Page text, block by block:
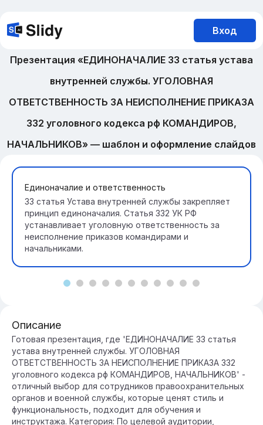
Вход
Презентация «ЕДИНОНАЧАЛИЕ 33 статья устава
внутренней службы. УГОЛОВНАЯ
ОТВЕТСТВЕННОСТЬ ЗА НЕИСПОЛНЕНИЕ ПРИКАЗА
332 уголовного кодекса рф КОМАНДИРОВ,
НАЧАЛЬНИКОВ» — шаблон и оформление слайдов
Единоначалие и ответственность
33 статья Устава внутренней службы закрепляет
принцип единоначалия. Статья 332 УК РФ
устанавливает уголовную ответственность за
неисполнение приказов командирами и
начальниками.
Описание
Готовая презентация, где 'ЕДИНОНАЧАЛИЕ 33 статья
устава внутренней службы. УГОЛОВНАЯ
ОТВЕТСТВЕННОСТЬ ЗА НЕИСПОЛНЕНИЕ ПРИКАЗА 332
уголовного кодекса рф КОМАНДИРОВ, НАЧАЛЬНИКОВ' -
отличный выбор для сотрудников правоохранительных
органов и военной службы, которые ценят стиль и
функциональность, подходит для обучения и
инструктажа. Категория: По целевой аудитории,